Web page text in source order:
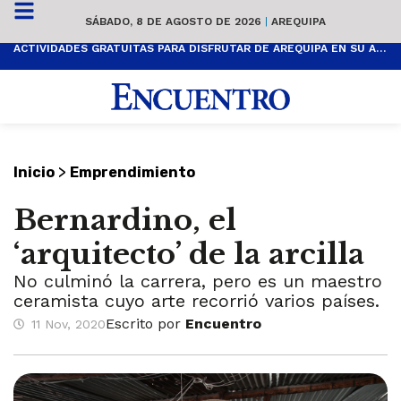
SÁBADO, 8 DE AGOSTO DE 2026 | AREQUIPA
ACTIVIDADES GRATUITAS PARA DISFRUTAR DE AREQUIPA EN SU ANIVERSARIO
Inicio > Emprendimiento
Bernardino, el
‘arquitecto’ de la arcilla
No culminó la carrera, pero es un maestro
ceramista cuyo arte recorrió varios países.
11 Nov, 2020Escrito por Encuentro